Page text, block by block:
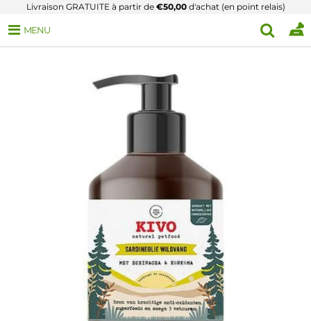
Livraison GRATUITE à partir de €50,00d'achat (en point relais)
MENU